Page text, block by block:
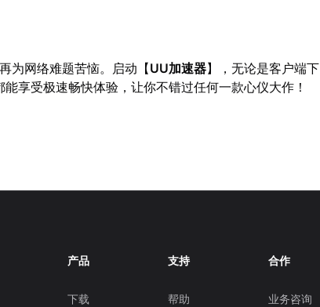
为网络难题苦恼。启动【UU加速器】，无论是客户端下
享受极速畅快体验，让你不错过任何一款心仪大作！
产品
下载
支持
帮助
合作
业务咨询